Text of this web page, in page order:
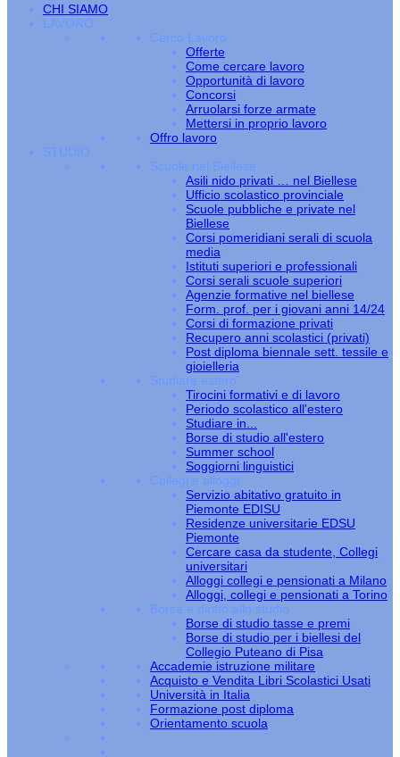
CHI SIAMO
LAVORO
Cerco Lavoro
Offerte
Come cercare lavoro
Opportunità di lavoro
Concorsi
Arruolarsi forze armate
Mettersi in proprio lavoro
Offro lavoro
STUDIO
Scuole nel Biellese
Asili nido privati … nel Biellese
Ufficio scolastico provinciale
Scuole pubbliche e private nel
Biellese
Corsi pomeridiani serali di scuola
media
Istituti superiori e professionali
Corsi serali scuole superiori
Agenzie formative nel biellese
Form. prof. per i giovani anni 14/24
Corsi di formazione privati
Recupero anni scolastici (privati)
Post diploma biennale sett. tessile e
gioielleria
Studiare estero
Tirocini formativi e di lavoro
Periodo scolastico all'estero
Studiare in...
Borse di studio all'estero
Summer school
Soggiorni linguistici
Collegi e alloggi
Servizio abitativo gratuito in
Piemonte EDISU
Residenze universitarie EDSU
Piemonte
Cercare casa da studente, Collegi
universitari
Alloggi collegi e pensionati a Milano
Alloggi, collegi e pensionati a Torino
Borse e diritto allo studio
Borse di studio tasse e premi
Borse di studio per i biellesi del
Collegio Puteano di Pisa
Accademie istruzione militare
Acquisto e Vendita Libri Scolastici Usati
Università in Italia
Formazione post diploma
Orientamento scuola